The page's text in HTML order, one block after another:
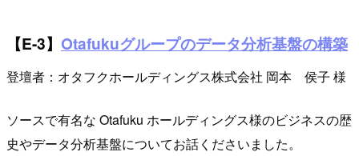
【E-3】 Otafukuグループのデータ分析基盤の構築
登壇者：オタフクホールディングス株式会社 岡本 侯子 様
ソースで有名な Otafuku ホールディングス様のビジネスの歴
史やデータ分析基盤についてお話くださいました。